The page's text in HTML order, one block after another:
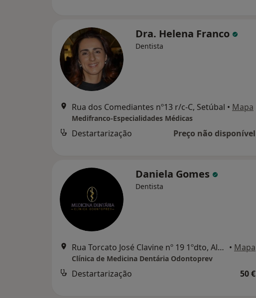
Dra. Helena Franco
Dentista
Rua dos Comediantes nº13 r/c-C, Setúbal • Mapa
Medifranco-Especialidades Médicas
Destartarização Preço não disponível
Daniela Gomes
Dentista
Rua Torcato José Clavine nº 19 1ºdto, Almada • Mapa
Clínica de Medicina Dentária Odontoprev
Destartarização 50 €